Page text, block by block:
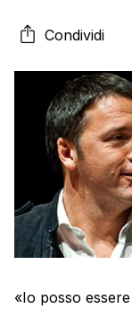
Condividi
«Io posso